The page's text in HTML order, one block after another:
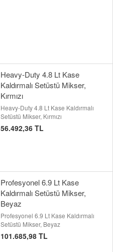
Heavy-Duty 4.8 Lt Kase
Kaldırmalı Setüstü Mikser,
Kırmızı
Heavy-Duty 4.8 Lt Kase Kaldırmalı
Setüstü Mikser, Kırmızı
56.492,36 TL
Profesyonel 6.9 Lt Kase
Kaldırmalı Setüstü Mikser,
Beyaz
Profesyonel 6.9 Lt Kase Kaldırmalı
Setüstü Mikser, Beyaz
101.685,98 TL